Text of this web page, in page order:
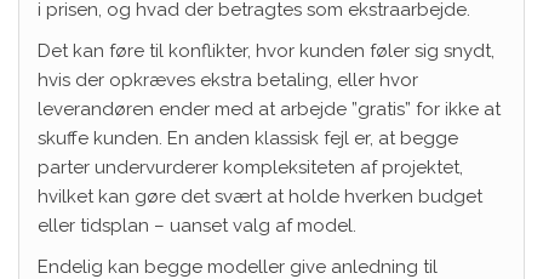
i prisen, og hvad der betragtes som ekstraarbejde.
Det kan føre til konflikter, hvor kunden føler sig snydt,
hvis der opkræves ekstra betaling, eller hvor
leverandøren ender med at arbejde ”gratis” for ikke at
skuffe kunden. En anden klassisk fejl er, at begge
parter undervurderer kompleksiteten af projektet,
hvilket kan gøre det svært at holde hverken budget
eller tidsplan – uanset valg af model.
Endelig kan begge modeller give anledning til